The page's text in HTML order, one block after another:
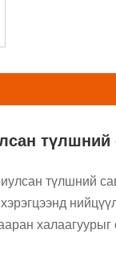
түлшний